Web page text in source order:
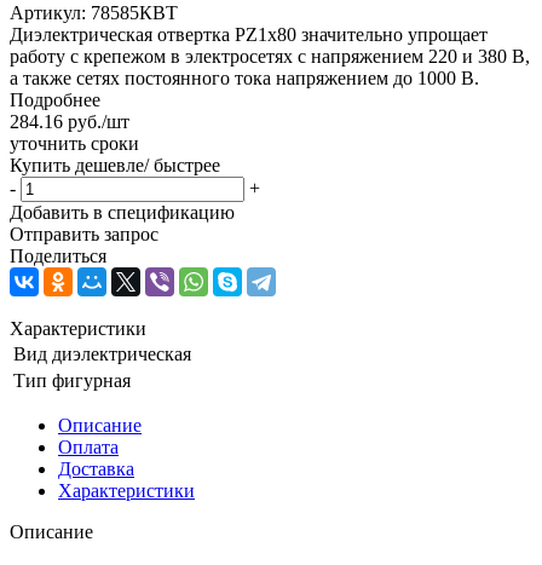
Артикул: 78585КВТ
Диэлектрическая отвертка PZ1x80 значительно упрощает
работу с крепежом в электросетях с напряжением 220 и 380 В,
а также сетях постоянного тока напряжением до 1000 В.
Подробнее
284.16 руб./шт
уточнить сроки
Купить дешевле/ быстрее
-
+
Добавить в спецификацию
Отправить запрос
Поделиться
Характеристики
Вид диэлектрическая
Тип фигурная
Описание
Оплата
Доставка
Характеристики
Описание